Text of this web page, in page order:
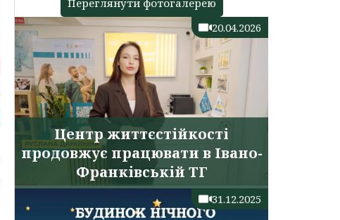
Переглянути фотогалерею
Центр життєстійкості
продовжує працювати в Івано-
Франківській ТГ
20.04.2026
31.12.2025